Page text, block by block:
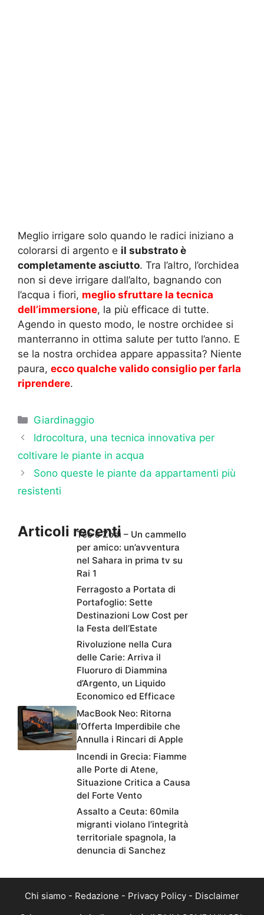
Meglio irrigare solo quando le radici iniziano a
colorarsi di argento e il substrato è
completamente asciutto. Tra l’altro, l’orchidea
non si deve irrigare dall’alto, bagnando con
l’acqua i fiori, meglio sfruttare la tecnica
dell’immersione, la più efficace di tutte.
Agendo in questo modo, le nostre orchidee si
manterranno in ottima salute per tutto l’anno. E
se la nostra orchidea appare appassita? Niente
paura, ecco qualche valido consiglio per farla
riprendere.
Categorie
Giardinaggio
Idrocoltura, una tecnica innovativa per
coltivare le piante in acqua
Sono queste le piante da appartamenti più
resistenti
Articoli recentiTeo e Zodì – Un cammello
per amico: un’avventura
nel Sahara in prima tv su
Rai 1
Ferragosto a Portata di
Portafoglio: Sette
Destinazioni Low Cost per
la Festa dell’Estate
Rivoluzione nella Cura
delle Carie: Arriva il
Fluoruro di Diammina
d’Argento, un Liquido
Economico ed Efficace
MacBook Neo: Ritorna
l’Offerta Imperdibile che
Annulla i Rincari di Apple
Incendi in Grecia: Fiamme
alle Porte di Atene,
Situazione Critica a Causa
del Forte Vento
Assalto a Ceuta: 60mila
migranti violano l’integrità
territoriale spagnola, la
denuncia di Sanchez
Chi siamo - Redazione - Privacy Policy - Disclaimer